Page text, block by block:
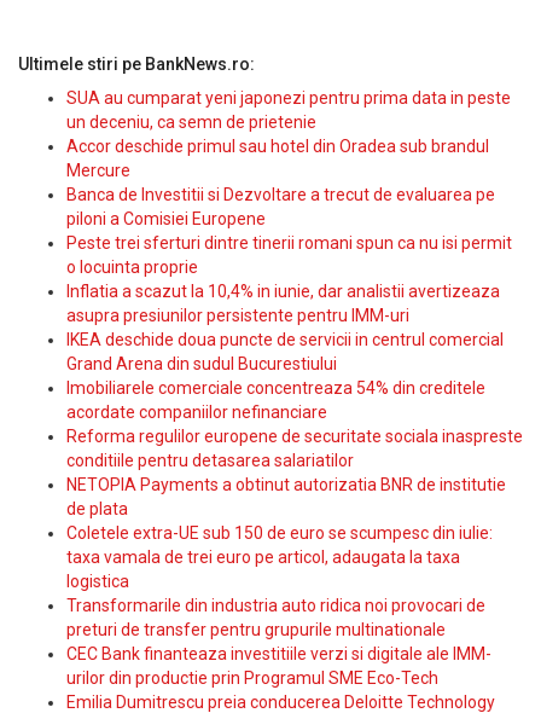
Ultimele stiri pe BankNews.ro:
SUA au cumparat yeni japonezi pentru prima data in peste
un deceniu, ca semn de prietenie
Accor deschide primul sau hotel din Oradea sub brandul
Mercure
Banca de Investitii si Dezvoltare a trecut de evaluarea pe
piloni a Comisiei Europene
Peste trei sferturi dintre tinerii romani spun ca nu isi permit
o locuinta proprie
Inflatia a scazut la 10,4% in iunie, dar analistii avertizeaza
asupra presiunilor persistente pentru IMM-uri
IKEA deschide doua puncte de servicii in centrul comercial
Grand Arena din sudul Bucurestiului
Imobiliarele comerciale concentreaza 54% din creditele
acordate companiilor nefinanciare
Reforma regulilor europene de securitate sociala inaspreste
conditiile pentru detasarea salariatilor
NETOPIA Payments a obtinut autorizatia BNR de institutie
de plata
Coletele extra-UE sub 150 de euro se scumpesc din iulie:
taxa vamala de trei euro pe articol, adaugata la taxa
logistica
Transformarile din industria auto ridica noi provocari de
preturi de transfer pentru grupurile multinationale
CEC Bank finanteaza investitiile verzi si digitale ale IMM-
urilor din productie prin Programul SME Eco-Tech
Emilia Dumitrescu preia conducerea Deloitte Technology